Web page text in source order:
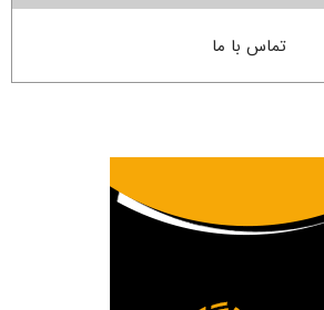
تماس با ما